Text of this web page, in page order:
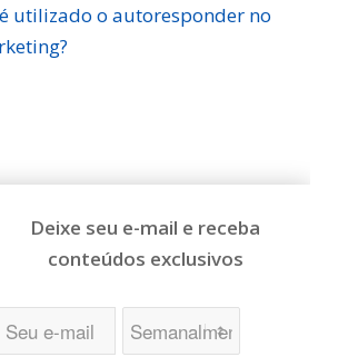
utilizado o autoresponder no
Deixe seu e-mail e receba
conteúdos exclusivos